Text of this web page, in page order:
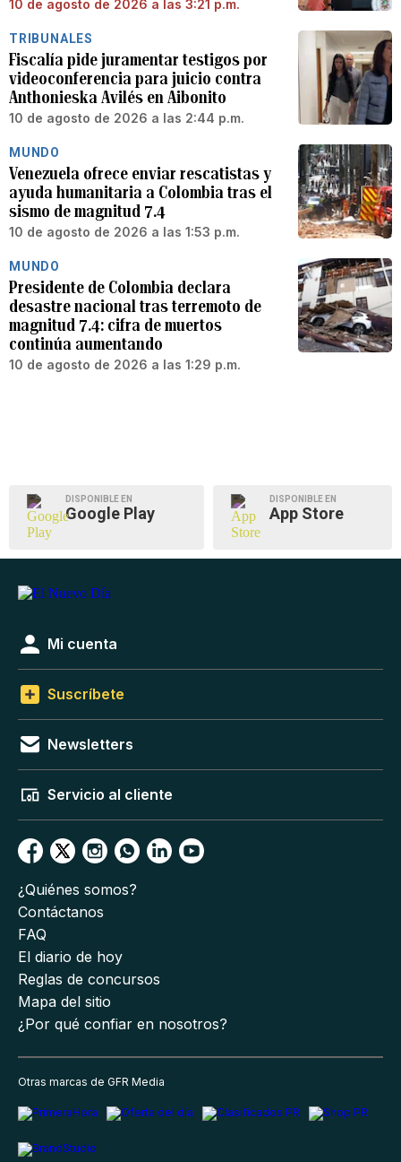
10 de agosto de 2026 a las 3:21 p.m.
TRIBUNALES
Fiscalía pide juramentar testigos por
videoconferencia para juicio contra
Anthonieska Avilés en Aibonito
10 de agosto de 2026 a las 2:44 p.m.
MUNDO
Venezuela ofrece enviar rescatistas y
ayuda humanitaria a Colombia tras el
sismo de magnitud 7.4
10 de agosto de 2026 a las 1:53 p.m.
MUNDO
Presidente de Colombia declara
desastre nacional tras terremoto de
magnitud 7.4: cifra de muertos
continúa aumentando
10 de agosto de 2026 a las 1:29 p.m.
DISPONIBLE EN
Google Play
DISPONIBLE EN
App Store
Mi cuenta
Suscríbete
Newsletters
Servicio al cliente
¿Quiénes somos?
Contáctanos
FAQ
El diario de hoy
Reglas de concursos
Mapa del sitio
¿Por qué confiar en nosotros?
Otras marcas de GFR Media